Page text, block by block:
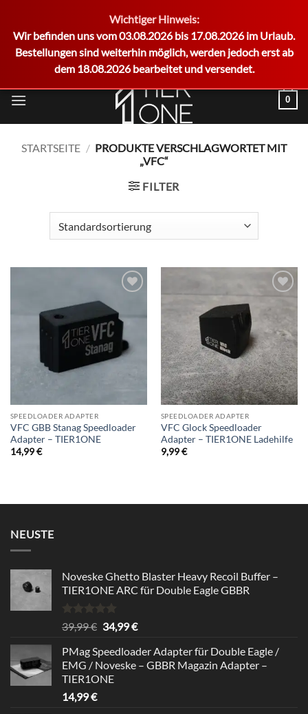
Wichtiger Hinweis:
Wir befinden uns vom 03.08.2026 bis 17.08.2026 im Urlaub.
Bestellungen sind weiterhin möglich, werden jedoch erst ab
dem 18.08.2026 bearbeitet und versendet.
Inhalt
0
STARTSEITE / PRODUKTE VERSCHLAGWORTET MIT
„VFC“
FILTER
wishlist
SPEEDLOADER ADAPTER
VFC GBB Stanag Speedloader
Adapter – TIER1ONE
14,99€
wishlist
SPEEDLOADER ADAPTER
VFC Glock Speedloader
Adapter – TIER1ONE Ladehilfe
9,99€
NEUSTE
Noveske Ghetto Blaster Heavy Recoil Buffer –
TIER1ONE ARC für Double Eagle GBBR
Rated5.00
out of 5
39,99€ Original
was:
39,99 €.
34,99€Current
is:
34,99 €.
PMag Speedloader Adapter für Double Eagle /
EMG / Noveske – GBBR Magazin Adapter –
TIER1ONE
14,99€